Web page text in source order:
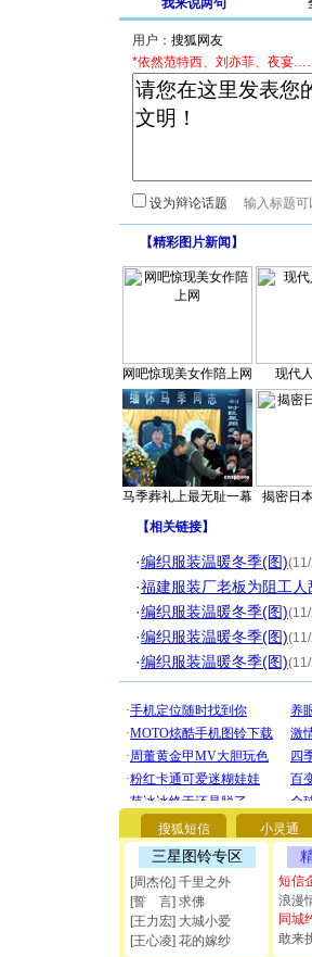
我来说两句
用户：
*依然范特西、刘亦菲、夜宴
设为辩论话题
【精彩图片新闻 】
网吧惊现美女作陪上网 现代
马季葬礼上最无耻一幕 揭密日
【相关链接】
·编织服装温暖冬季(图)
·福建服装厂老板为阻工人
·编织服装温暖冬季(图)
·编织服装温暖冬季(图)
·编织服装温暖冬季(图)
搜狐短信 小灵通
三星图铃专区
[周杰伦] 千里之外
[誓 言] 求佛
[王力宏] 大城小爱
[王心凌] 花的嫁纱
短信
浪漫
同城
敢来